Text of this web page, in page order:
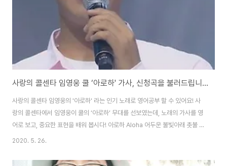
사랑의 콜센타 임영웅 쿨 ‘아로하' 가사, 신청곡을 불러드립니다~ 잘자요 특집 (인기노래 가사 영어로)
사랑의 콜센타 임영웅의 '아로하' 라는 인기 노래로 영어공부 할 수 있어요! 사
랑의 콜센타에서 임영웅이 쿨의 ‘아로하’ 무대를 선보였는데, 노래의 가사를 영
어로 보고, 중요한 표현을 배워 봅시다! 아로하 Aloha 어두운 불빛아래 촛불 하
나 / A candle in dim light 와인 잔에 담긴 약속하나 / A promise in a
you 날 믿어준 너였잖아 / You were the one who trusted me 나 바라는
2020. 5. 26.